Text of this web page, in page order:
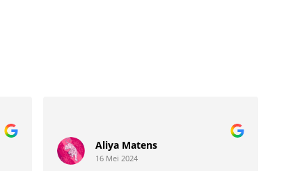
Aliya Matens
16 Mei 2024